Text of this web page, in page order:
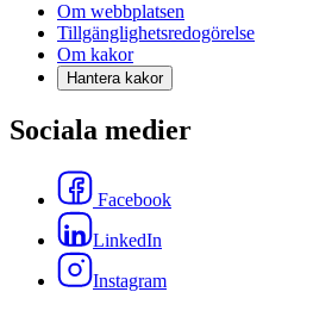
Om webbplatsen
Tillgänglighetsredogörelse
Om kakor
Hantera kakor
Sociala medier
Facebook
LinkedIn
Instagram